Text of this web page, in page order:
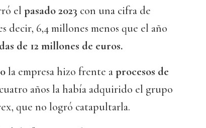
el pasado 2023 con una cifra de
decir, 6,4 millones menos que el año
de 12 millones de euros.
la empresa hizo frente aprocesos de
años la había adquirido el grupo
que no logró catapultarla.